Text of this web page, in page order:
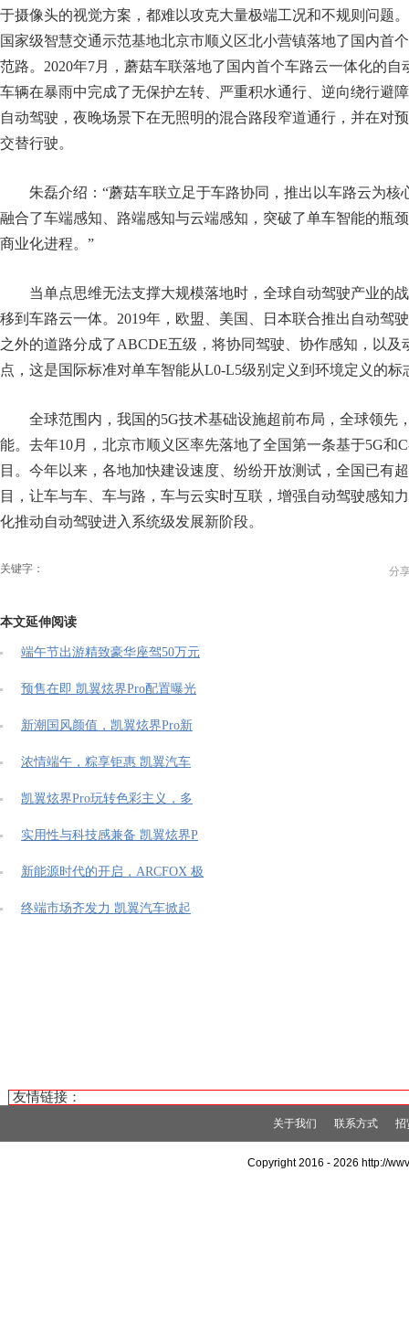
于摄像头的视觉方案，都难以攻克大量极端工况和不规则问题
国家级智慧交通示范基地北京市顺义区北小营镇落地了国内首
范路。2020年7月，蘑菇车联落地了国内首个车路云一体化的
车辆在暴雨中完成了无保护左转、严重积水通行、逆向绕行避
自动驾驶，夜晚场景下在无照明的混合路段窄道通行，并在对
交替行驶。
朱磊介绍：“蘑菇车联立足于车路协同，推出以车路云为核
融合了车端感知、路端感知与云端感知，突破了单车智能的瓶
商业化进程。”
当单点思维无法支撑大规模落地时，全球自动驾驶产业的战
移到车路云一体。2019年，欧盟、美国、日本联合推出自动驾
之外的道路分成了ABCDE五级，将协同驾驶、协作感知，以及
点，这是国际标准对单车智能从L0-L5级别定义到环境定义的标
全球范围内，我国的5G技术基础设施超前布局，全球领先
能。去年10月，北京市顺义区率先落地了全国第一条基于5G和
目。今年以来，各地加快建设速度、纷纷开放测试，全国已有
目，让车与车、车与路，车与云实时互联，增强自动驾驶感知
化推动自动驾驶进入系统级发展新阶段。
分
关键字：
本文延伸阅读
端午节出游精致豪华座驾50万元
预售在即 凯翼炫界Pro配置曝光
新潮国风颜值，凯翼炫界Pro新
浓情端午，粽享钜惠 凯翼汽车
凯翼炫界Pro玩转色彩主义，多
实用性与科技感兼备 凯翼炫界P
新能源时代的开启，ARCFOX 极
终端市场齐发力 凯翼汽车掀起
友情链接：
关于我们 联系方式 招
Copyright 2016 - 2026 http://